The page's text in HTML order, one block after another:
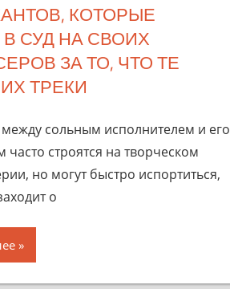
КОТОРЫЕ
СУД НА СВОИХ
ЗА ТО, ЧТО ТЕ
ТРЕКИ
сольным исполнителем и его
строятся на творческом
но могут быстро испортиться,
о